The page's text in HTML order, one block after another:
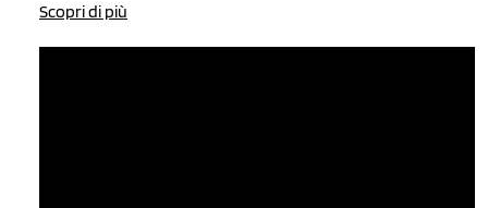
Scopri di più